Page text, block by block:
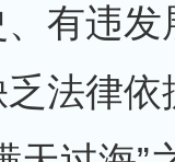
有违
法律依